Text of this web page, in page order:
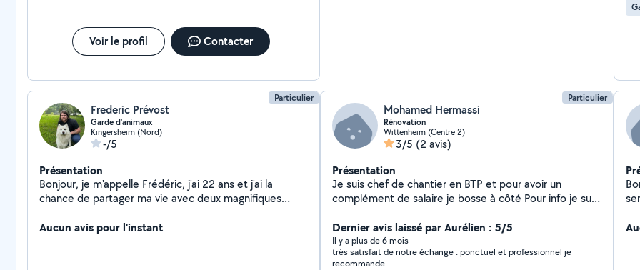
Voir le profil Contacter
Particulier
Frederic Prévost
Garde d'animaux
Kingersheim (Nord)
-/5
Présentation
Bonjour, je m'appelle Frédéric, j'ai 22 ans et j'ai la
chance de partager ma vie avec deux magnifiques
Avec ma conjointe, nous vivons dans une maison avec
Aucun avis pour l'instant
Particulier
Mohamed Hermassi
Rénovation
Wittenheim (Centre 2)
3/5 (2 avis)
Présentation
Je suis chef de chantier en BTP et pour avoir un
complément de salaire je bosse à côté Pour info je suis
professionnels
Dernier avis laissé par Aurélien : 5/5
Il y a plus de 6 mois
très satisfait de notre échange . ponctuel et professionnel je
recommande .
Bonjour, Je